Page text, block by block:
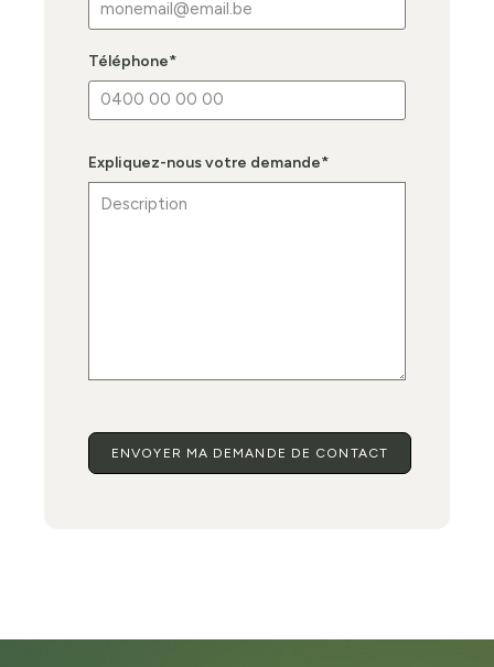
Téléphone*
Expliquez-nous votre demande*